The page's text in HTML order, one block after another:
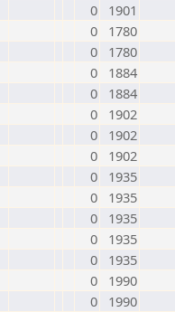
0
1901
0
1780
0
1780
0
1884
0
1884
0
1902
0
1902
0
1902
0
1935
0
1935
0
1935
0
1935
0
1935
0
1990
0
1990